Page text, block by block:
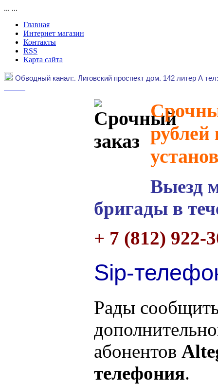
... ...
Главная
Интернет магазин
Контакты
RSS
Карта сайта
Обводный канал:. Лиговский проспект дом. 142 литер А
рублей
Выезд
бригады в
+ 7 (812) 922-
Sip-
Рады
абонентов
телефония.